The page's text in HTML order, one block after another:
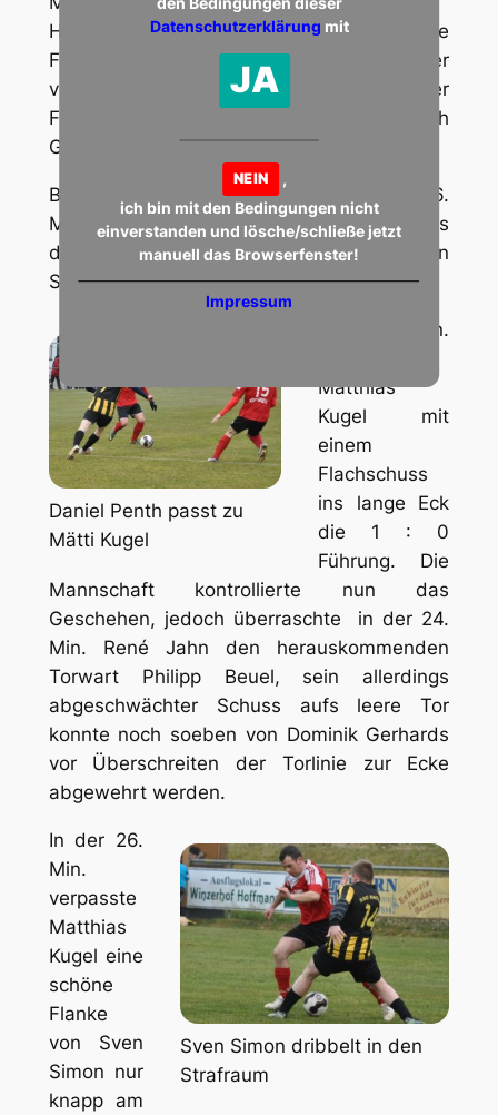
Datenschutzerklärung mit
JA
NEIN
ich bin mit den Bedingungen nicht
einverstanden und lösche/schließe jetzt
manuell das Browserfenster!
Impressum
Herrig aus kurzer Torentfernung bereits die
Führung erzielen können. Eine Minute später
versuchte es Matthias Kugel nach einer
Flanke von Daniel Penth per Kopfball, doch
Gästetorwart Pascal Grieb war zur Stelle.
Bei einem gegnerischen Angriff in der 6.
Min. musste unser Torwart Philipp Beuel aus
dem Tor eilen, um vor dem anstürmenden
Sascha Schirra zu retten.
Daniel Penth passt zu
Mätti Kugel
In der 18. Min.
Matthias
Kugel mit
einem
Flachschuss
ins lange Eck
die 1 : 0
Führung. Die
Mannschaft kontrollierte nun das
Geschehen, jedoch überraschte in der 24.
Min. René Jahn den herauskommenden
Torwart Philipp Beuel, sein allerdings
abgeschwächter Schuss aufs leere Tor
konnte noch soeben von Dominik Gerhards
vor Überschreiten der Torlinie zur Ecke
abgewehrt werden.
Sven Simon dribbelt in den
Strafraum
In der 26.
Min.
verpasste
Matthias
Kugel eine
schöne
Flanke
von Sven
Simon nur
knapp am